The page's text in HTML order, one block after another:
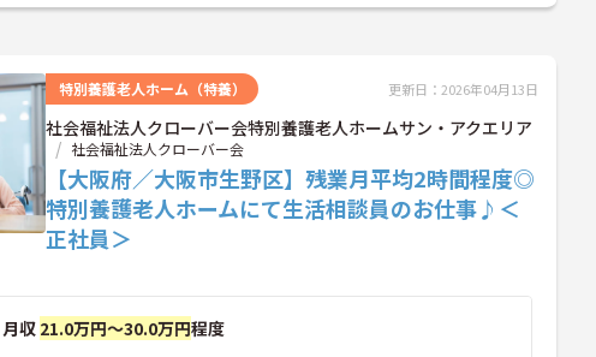
特別養護老人ホーム（特養） 更新日：2026年04月13日
社会福祉法人クローバー会特別養護老人ホームサン・アクエリア
社会福祉法人クローバー会
【大阪府／大阪市生野区】残業月平均2時間程度◎
特別養護老人ホームにて生活相談員のお仕事♪＜
正社員＞
月収 21.0万円～30.0万円程度